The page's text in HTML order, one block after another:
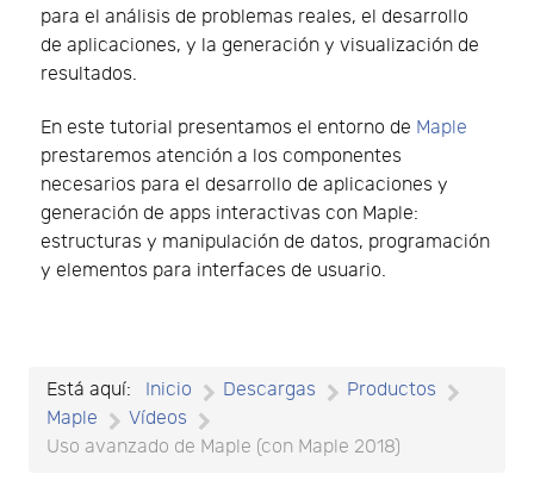
para el análisis de problemas reales, el desarrollo
de aplicaciones, y la generación y visualización de
resultados.
En este tutorial presentamos el entorno de Maple
prestaremos atención a los componentes
necesarios para el desarrollo de aplicaciones y
generación de apps interactivas con Maple:
estructuras y manipulación de datos, programación
y elementos para interfaces de usuario.
Está aquí: Inicio Descargas
Productos
Maple
Vídeos
Uso avanzado de Maple (con Maple 2018)